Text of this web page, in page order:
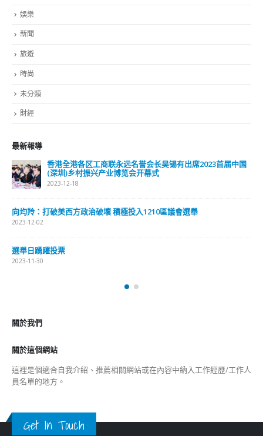
娛樂
新聞
旅遊
時尚
未分類
財經
最新報導
香港全港各区工商联永远名誉会长吴锡有出席2023首届中国
(深圳)乡村振兴产业博览会开幕式
2023-12-18
向均羚：打破美西方政治破壞 積極投入1210區議會選舉
2023-12-02
選舉日踴躍投票
2023-11-30
關於我們
關於這個網站
這裡是個適合自我介紹、推薦相關網站或在內容中納入工作經歷/工作人
員名單的地方。
Get In Touch